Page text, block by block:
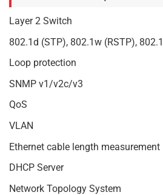
camera IP ONVIF được kết nối với
tin toàn diện về từng camera bao
địa chỉ IP/MAC, cấu trúc liên kết,
giám sát lưu lượng thông qua trình
Layer 2 Switch
802.1d (STP), 802.1w (RSTP),
Loop protection
SNMP v1/v2c/v3
QoS
VLAN
Ethernet cable length measurement
DHCP Server
Network Topology System